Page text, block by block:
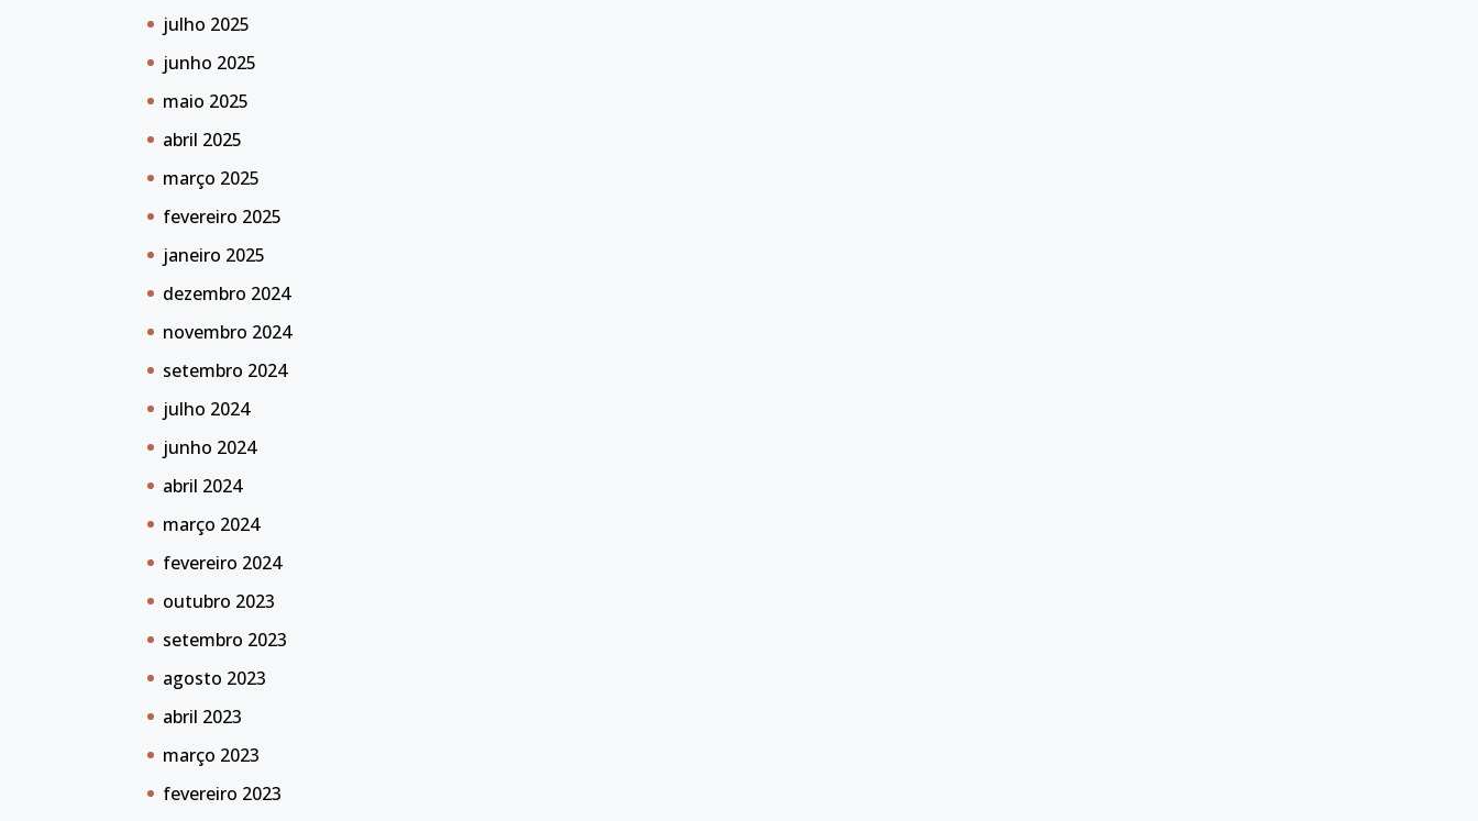
julho 2025
junho 2025
maio 2025
abril 2025
março 2025
fevereiro 2025
janeiro 2025
dezembro 2024
novembro 2024
setembro 2024
julho 2024
junho 2024
abril 2024
março 2024
fevereiro 2024
outubro 2023
setembro 2023
agosto 2023
abril 2023
março 2023
fevereiro 2023